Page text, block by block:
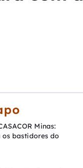
Minas:
os bastidores do